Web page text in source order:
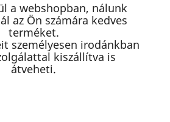
a webshopban, nálunk
az Ön számára kedves
terméket.
személyesen irodánkban
kiszállítva is
átveheti.